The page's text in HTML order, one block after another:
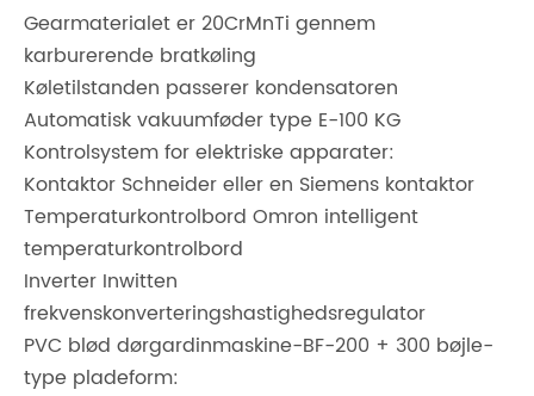
Gearmaterialet er 20CrMnTi gennem
karburerende bratkøling
Køletilstanden passerer kondensatoren
Automatisk vakuumføder type E-100 KG
Kontrolsystem for elektriske apparater:
Kontaktor Schneider eller en Siemens kontaktor
Temperaturkontrolbord Omron intelligent
temperaturkontrolbord
Inverter Inwitten
frekvenskonverteringshastighedsregulator
PVC blød dørgardinmaskine-BF-200 + 300 bøjle-
type pladeform: